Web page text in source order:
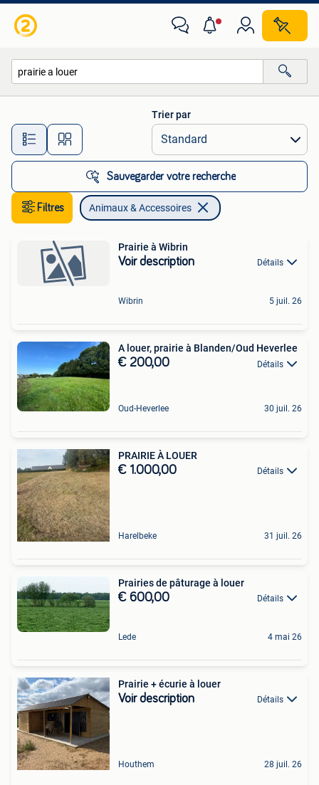
Toutes les distances…
Trier par
Sauvegarder votre recherche
Filtres Animaux & Accessoires
Prairie à Wibrin
Voir description Détails
Wibrin 5 juil. 26
A louer, prairie à Blanden/Oud Heverlee
€ 200,00 Détails
Oud-Heverlee 30 juil. 26
PRAIRIE À LOUER
€ 1.000,00 Détails
Harelbeke 31 juil. 26
Prairies de pâturage à louer
€ 600,00 Détails
Lede 4 mai 26
Prairie + écurie à louer
Voir description Détails
Houthem 28 juil. 26